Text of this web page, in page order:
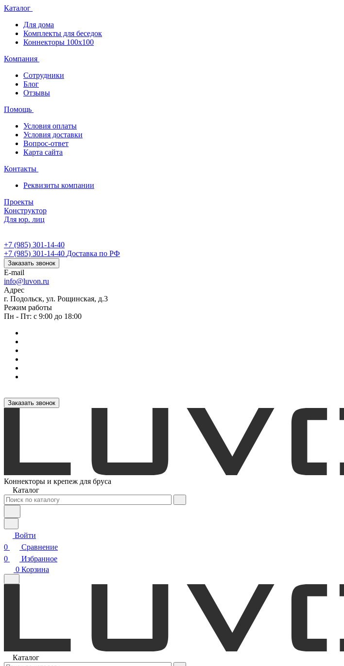
Каталог
Для дома
Комплекты для беседок
Коннекторы 100х100
Компания
Сотрудники
Блог
Отзывы
Помощь
Условия оплаты
Условия доставки
Вопрос-ответ
Карта сайта
Контакты
Реквизиты компании
Проекты
Конструктор
Для юр. лиц
+7 (985) 301-14-40
+7 (985) 301-14-40 Доставка по РФ
Заказать звонок
E-mail
info@luvon.ru
Адрес
г. Подольск, ул. Рощинская, д.3
Режим работы
Пн - Пт: с 9:00 до 18:00
Заказать звонок
Коннекторы и крепеж для бруса
Каталог
Войти
0
Сравнение
0
Избранное
0 Корзина
Каталог